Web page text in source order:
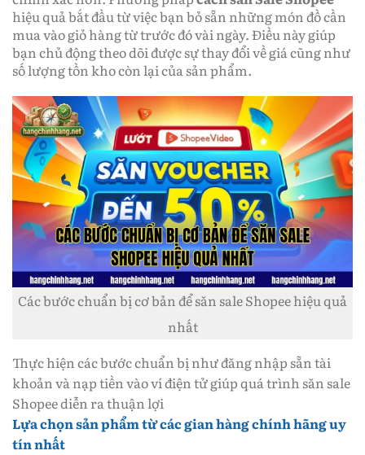
hiệu quả bắt đầu từ việc bạn bỏ sẵn những món đồ cần
mua vào giỏ hàng từ trước đó vài ngày. Điều này giúp
bạn chủ động theo dõi được sự thay đổi về giá cũng như
số lượng tồn kho còn lại của sản phẩm.
Các bước chuẩn bị cơ bản để săn sale Shopee hiệu quả
nhất
Thực hiện các bước chuẩn bị như đăng nhập sẵn tài
khoản và nạp tiền vào ví điện tử giúp quá trình săn sale
Shopee diễn ra thuận lợi
Lựa chọn sản phẩm từ các gian hàng chính hãng uy
tín nhất